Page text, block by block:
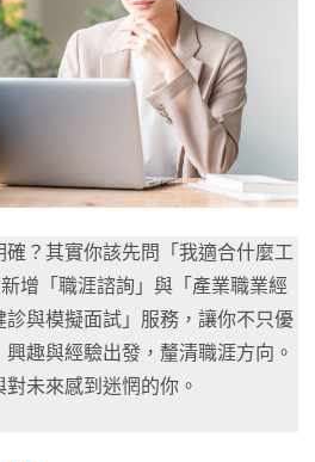
？其實你該先問「我適合什麼工
增「職涯諮詢」與「產業職業經
與模擬面試」服務，讓你不只優
趣與經驗出發，釐清職涯方向。
未來感到迷惘的你。